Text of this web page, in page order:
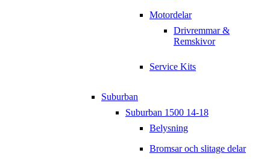
Motordelar
Drivremmar &
Remskivor
Service Kits
Suburban
Suburban 1500 14-18
Belysning
Bromsar och slitage delar